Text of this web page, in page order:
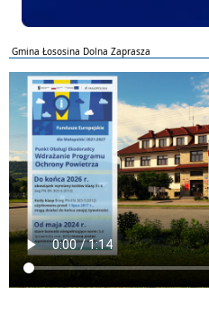
Gmina Łososina Dolna Zaprasza